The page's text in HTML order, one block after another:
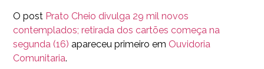
O post Prato Cheio divulga 29 mil novos
contemplados; retirada dos cartões começa na
segunda (16) apareceu primeiro em Ouvidoria
Comunitaria.